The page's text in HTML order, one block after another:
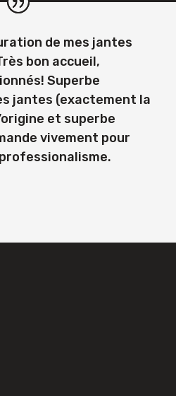
de mes jantes
bon accueil,
Superbe
jantes (exactement la
et superbe
vivement pour